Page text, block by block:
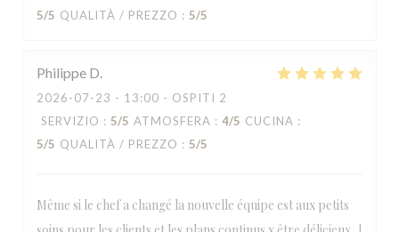
5/5 QUALITÀ / PREZZO : 5/5
Philippe D
2026-07-23 - 13:00 - OSPITI 2
SERVIZIO : 5/5 ATMOSFERA : 4/5 CUCINA :
5/5 QUALITÀ / PREZZO : 5/5
Même si le chef a changé la nouvelle équipe est aux petits